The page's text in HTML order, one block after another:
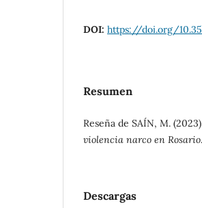
DOI: https://doi.org/
Resumen
Reseña de SAÍN, M.
violencia narco en Rosario
Descargas